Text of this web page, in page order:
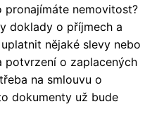
pronajímáte nemovitost?
doklady o příjmech a
nějaké slevy nebo
potvrzení o zaplacených
na smlouvu o
dokumenty už bude